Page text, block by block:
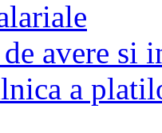
avere si
a